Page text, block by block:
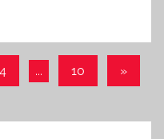
4 ... 10
Next
»